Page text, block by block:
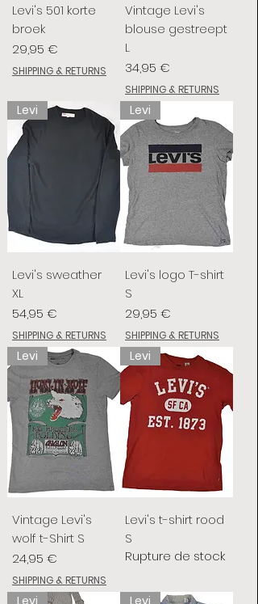
Levi's 501 korte
broek
Prix
29,95 €
SHIPPING & RETURNS
Vintage Levi's
blouse gestreept
L
Prix
34,95 €
SHIPPING & RETURNS
Levi
Levi's sweather
XL
Prix
54,95 €
SHIPPING & RETURNS
Levi
Levi's logo T-shirt
S
Prix
29,95 €
SHIPPING & RETURNS
Levi
Vintage Levi's
wolf t-Shirt S
Prix
24,95 €
SHIPPING & RETURNS
Levi
Levi's t-shirt rood
S
Rupture de stock